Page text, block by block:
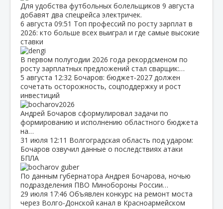
Для удобства футбольных болельщиков 9 августа
добавят два спецрейса электричек.
6 августа 09:51 Топ профессий по росту зарплат в
2026: кто больше всех выиграл и где самые высокие
ставки
В первом полугодии 2026 года рекордсменом по
росту зарплатных предложений стал сварщик:…
5 августа 12:32 Бочаров: бюджет‑2027 должен
сочетать осторожность, соцподдержку и рост
инвестиций
Андрей Бочаров сформулировал задачи по
формированию и исполнению областного бюджета
на…
31 июля 12:11 Волгоградская область под ударом:
Бочаров озвучил данные о последствиях атаки
БПЛА
По данным губернатора Андрея Бочарова, ночью
подразделения ПВО Минобороны России…
29 июля 17:46 Объявлен конкурс на ремонт моста
через Волго‑Донской канал в Красноармейском